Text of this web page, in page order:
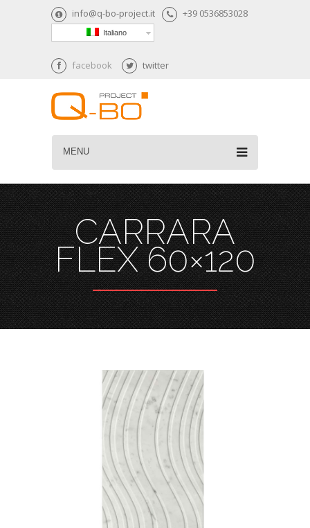
info@q-bo-project.it +39 0536853028
Italiano
facebook twitter
MENU
CARRARA
FLEX 60×120